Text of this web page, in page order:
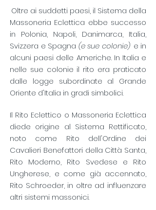
Oltre ai suddetti paesi, il Sistema della
Massoneria Eclettica ebbe successo
in Polonia, Napoli, Danimarca, Italia,
Svizzera e Spagna (e sue colonie) e in
alcuni paesi delle Americhe. In Italia e
nelle sue colonie il rito era praticato
dalle logge subordinate al Grande
Oriente d'Italia in gradi simbolici.
Il Rito Eclettico o Massoneria Eclettica
diede origine al Sistema Rettificato,
noto come Rito dell'Ordine dei
Cavalieri Benefattori della Città Santa,
Rito Moderno, Rito Svedese e Rito
Ungherese, e come già accennato,
Rito Schroeder, in oltre ad influenzare
altri sistemi massonici.